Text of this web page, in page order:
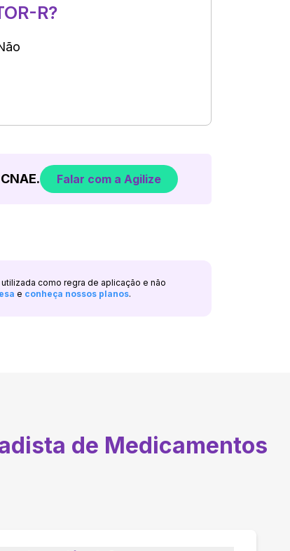
R?
Falar com a Agilize
como regra de aplicação e não
e conheça nossos planos.
de Medicamentos